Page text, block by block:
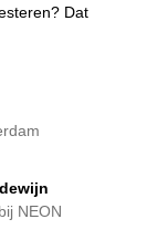
Dat
NEON